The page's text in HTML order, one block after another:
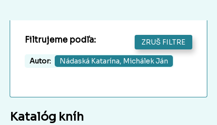
Filtrujeme podľa: ZRUŠ FILTRE
Autor: Nádaská Katarína, Michálek Ján
Katalóg kníh